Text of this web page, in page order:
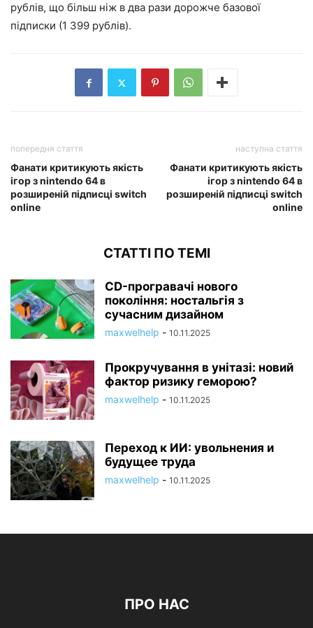
рублів, що більш ніж в два рази дорожче базової
підписки (1 399 рублів).
попередня стаття
Фанати критикують якість
ігор з nintendo 64 в
розширеній підписці switch
online
наступна стаття
Фанати критикують якість
ігор з nintendo 64 в
розширеній підписці switch
online
СТАТТІ ПО ТЕМІ
CD-програвачі нового
покоління: ностальгія з
сучасним дизайном
maxwelhelp - 10.11.2025
Прокручування в унітазі: новий
фактор ризику геморою?
maxwelhelp - 10.11.2025
Переход к ИИ: увольнения и
будущее труда
maxwelhelp - 10.11.2025
ПРО НАС